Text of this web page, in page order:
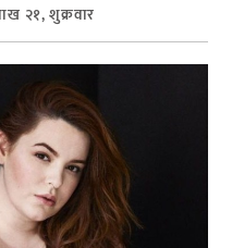
२१, शुक्रवार